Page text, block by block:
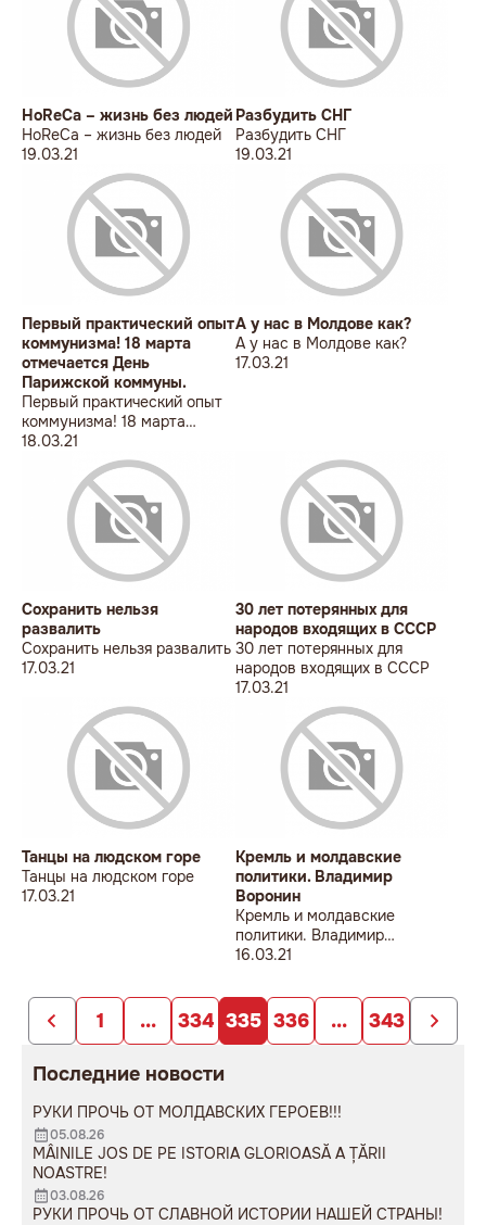
HoReCa – жизнь без людей
HoReCa – жизнь без людей
19.03.21
Разбудить СНГ
Разбудить СНГ
19.03.21
Первый практический опыт
коммунизма! 18 марта
отмечается День
Парижской коммуны.
Первый практический опыт
коммунизма! 18 марта
отмечается День Парижской
18.03.21
А у нас в Молдове как?
А у нас в Молдове как?
17.03.21
Сохранить нельзя
развалить
Сохранить нельзя развалить
17.03.21
30 лет потерянных для
народов входящих в СССР
30 лет потерянных для
народов входящих в СССР
17.03.21
Танцы на людском горе
Танцы на людском горе
17.03.21
Кремль и молдавские
политики. Владимир
Воронин
Кремль и молдавские
политики. Владимир
Воронин
16.03.21
1 ... 334 335 336 ... 343
Последние новости
РУКИ ПРОЧЬ ОТ МОЛДАВСКИХ ГЕРОЕВ!!!
05.08.26
MÂINILE JOS DE PE ISTORIA GLORIOASĂ A ȚĂRII
NOASTRE!
03.08.26
РУКИ ПРОЧЬ ОТ СЛАВНОЙ ИСТОРИИ НАШЕЙ СТРАНЫ!